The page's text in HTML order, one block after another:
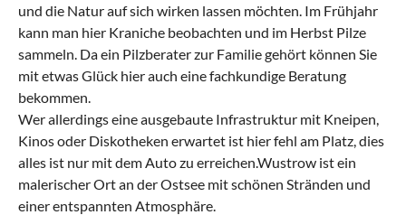
und die Natur auf sich wirken lassen möchten. Im Frühjahr
kann man hier Kraniche beobachten und im Herbst Pilze
sammeln. Da ein Pilzberater zur Familie gehört können Sie
mit etwas Glück hier auch eine fachkundige Beratung
bekommen.
Wer allerdings eine ausgebaute Infrastruktur mit Kneipen,
Kinos oder Diskotheken erwartet ist hier fehl am Platz, dies
alles ist nur mit dem Auto zu erreichen.Wustrow ist ein
malerischer Ort an der Ostsee mit schönen Stränden und
einer entspannten Atmosphäre.